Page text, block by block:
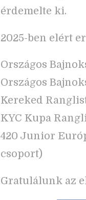
érdemelte ki.
2025-ben elért
Országos
Országos
Kereked
KYC Kupa
420 Junior
csoport)
Gratulálunk az